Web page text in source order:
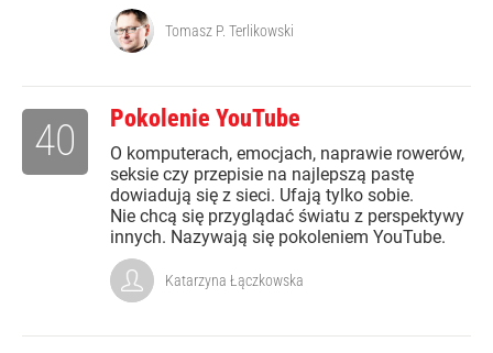
Tomasz P. Terlikowski
Pokolenie YouTube
O komputerach, emocjach, naprawie rowerów,
seksie czy przepisie na najlepszą pastę
dowiadują się z sieci. Ufają tylko sobie.
Nie chcą się przyglądać światu z perspektywy
innych. Nazywają się pokoleniem YouTube.
40
Katarzyna Łączkowska